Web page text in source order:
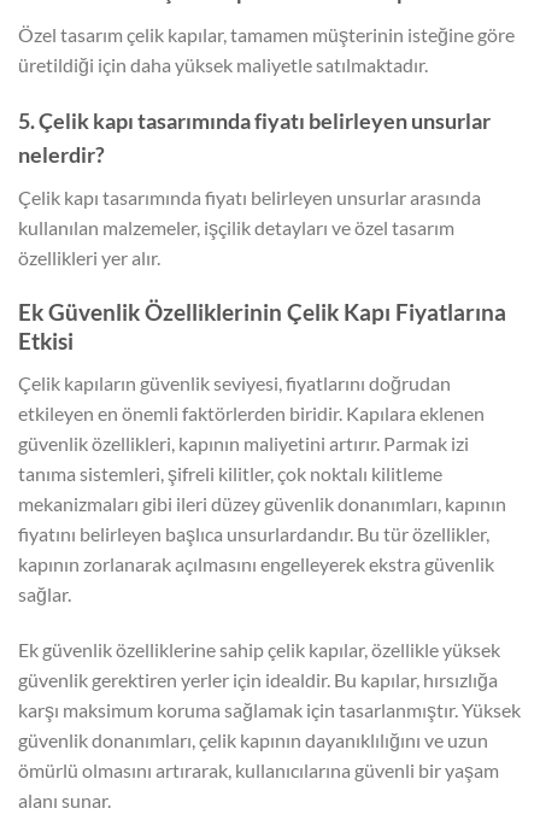
Özel tasarım çelik kapılar, tamamen müşterinin isteğine göre
üretildiği için daha yüksek maliyetle satılmaktadır.
5. Çelik kapı tasarımında fiyatı belirleyen unsurlar
nelerdir?
Çelik kapı tasarımında fiyatı belirleyen unsurlar arasında
kullanılan malzemeler, işçilik detayları ve özel tasarım
özellikleri yer alır.
Ek Güvenlik Özelliklerinin Çelik Kapı Fiyatlarına
Etkisi
Çelik kapıların güvenlik seviyesi, fiyatlarını doğrudan
etkileyen en önemli faktörlerden biridir. Kapılara eklenen
güvenlik özellikleri, kapının maliyetini artırır. Parmak izi
tanıma sistemleri, şifreli kilitler, çok noktalı kilitleme
mekanizmaları gibi ileri düzey güvenlik donanımları, kapının
fiyatını belirleyen başlıca unsurlardandır. Bu tür özellikler,
kapının zorlanarak açılmasını engelleyerek ekstra güvenlik
sağlar.
Ek güvenlik özelliklerine sahip çelik kapılar, özellikle yüksek
güvenlik gerektiren yerler için idealdir. Bu kapılar, hırsızlığa
karşı maksimum koruma sağlamak için tasarlanmıştır. Yüksek
güvenlik donanımları, çelik kapının dayanıklılığını ve uzun
ömürlü olmasını artırarak, kullanıcılarına güvenli bir yaşam
alanı sunar.